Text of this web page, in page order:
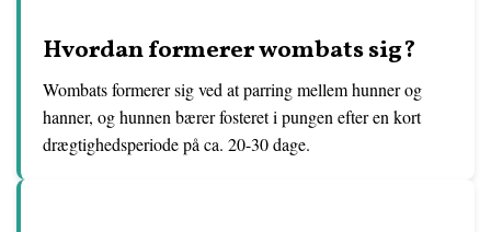
Hvordan formerer wombats sig?
Wombats formerer sig ved at parring mellem hunner og
hanner, og hunnen bærer fosteret i pungen efter en kort
drægtighedsperiode på ca. 20-30 dage.